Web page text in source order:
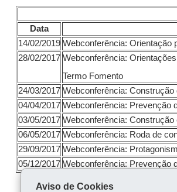
Data
14/02/2019 Webconferência:
28/02/2017 Webconferência:
Termo Fomento
24/03/2017 Webconferência:
04/04/2017 Webconferência: Prevenção
03/05/2017 Webconferência:
06/05/2017 Webconferência: Roda de
29/09/2017 Webconferência:
05/12/2017 Webconferência: Prevenção
Aviso de Cookies